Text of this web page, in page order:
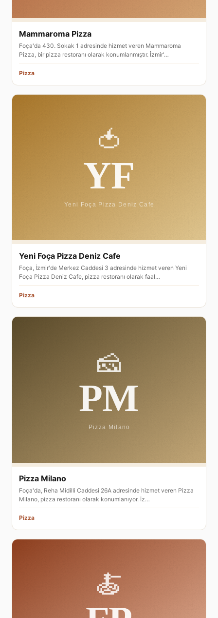
Mammaroma Pizza
Foça'da 430. Sokak 1 adresinde hizmet veren Mammaroma
Pizza, bir pizza restoranı olarak konumlanmıştır. İzmir'…
Pizza
Yeni Foça Pizza Deniz Cafe
Foça, İzmir'de Merkez Caddesi 3 adresinde hizmet veren Yeni
Foça Pizza Deniz Cafe, pizza restoranı olarak faal…
Pizza
Pizza Milano
Foça'da, Reha Midilli Caddesi 26A adresinde hizmet veren Pizza
Milano, pizza restoranı olarak konumlanıyor. İz…
Pizza